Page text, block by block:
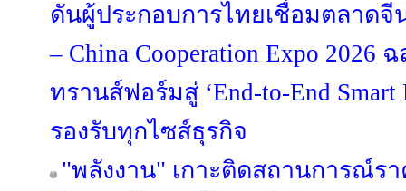
ดันผู้ประกอบการไทยเชื่อมตลาดจี
– China Cooperation Expo 2026
ทรานส์ฟอร์มสู่ ‘End-to-End Smart
รองรับทุกไซส์ธุรกิจ
"พลังงาน" เกาะติดสถานการณ์ร